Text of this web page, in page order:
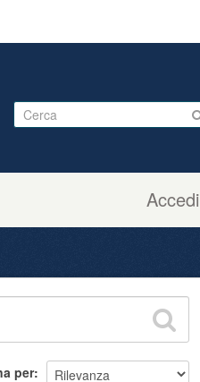
Accedi
per